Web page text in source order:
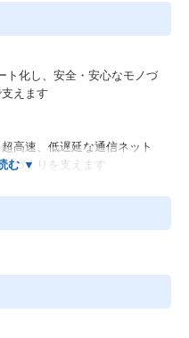
ト化し、安全・安心なモノづ
えます
高速、低遅延な通信ネット
づくりを支えます
システム構築の知見を活か
」
」